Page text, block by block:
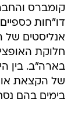
קומברס
אנליסטים של
חלוקת
בארה"ב. בין
של הקצאת
בימים בהם